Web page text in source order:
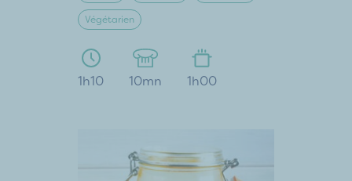
Végétarien
1h10 10mn 1h00